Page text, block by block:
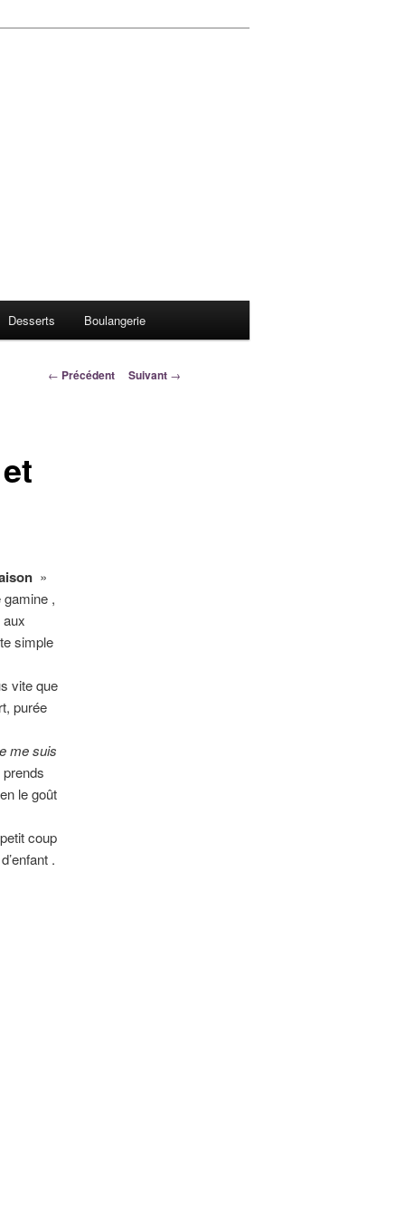
Desserts Boulangerie
Navigation
← Précédent Suivant →
»
gamine ,
simple
vite que
purée
me suis
le goût
coup
.